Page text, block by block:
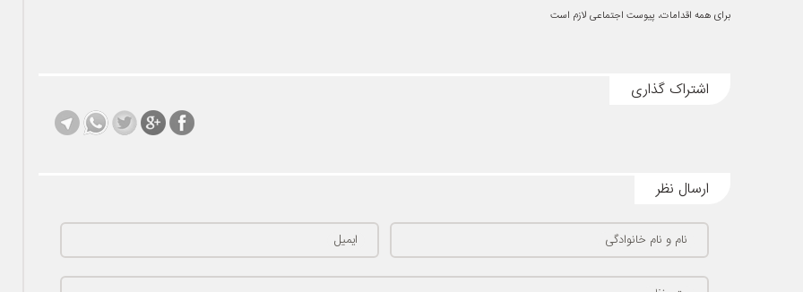
برای همه اقدامات، پیوست اجتماعی لازم است
اشتراک گذاری
ارسال نظر
نام و نام خانوادگی ایمیل